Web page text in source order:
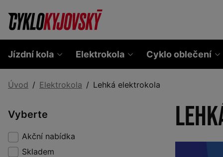
Jízdní kola Elektrokola Cyklo oblečení
Úvod Elektrokola Lehká elektrokola
Vyberte
Akční nabídka
Skladem